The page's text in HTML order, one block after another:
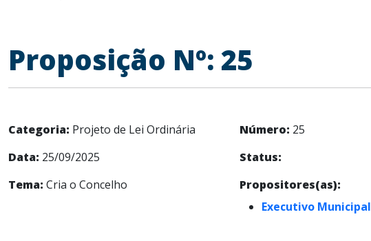
Proposição Nº: 25
Categoria: Projeto de Lei Ordinária Número: 25
Data: 25/09/2025 Status:
Tema: Cria o Concelho
Propositores(as):
Executivo Municipal